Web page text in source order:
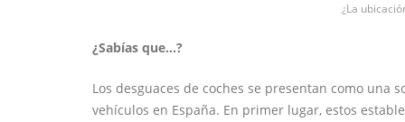
¿La
¿Sabías que...?
Los desguaces de coches se presentan como una
vehículos en España. En primer lugar, estos